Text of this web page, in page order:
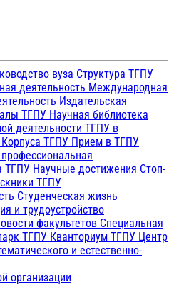
вуза Структура ТГПУ
деятельность Международная
Издательская
ТГПУ Научная библиотека
деятельности ТГПУ в
Корпуса ТГПУ Прием в ТГПУ
ТГПУ Научные достижения Стоп-
ТГПУ
Студенческая жизнь
и трудоустройство
факультетов Специальная
ТГПУ Кванториум ТГПУ Центр
и естественно-
организации